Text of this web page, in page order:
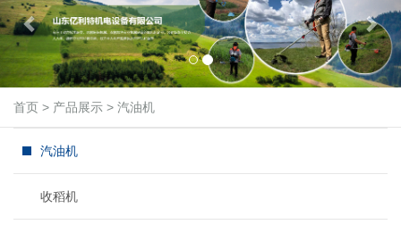
首页 > 产品展示 > 汽油机
汽油机
收稻机